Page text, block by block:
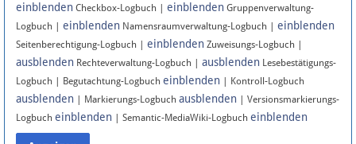
Facebook
Instagram
Anmelden
einblenden Checkbox-Logbuch | einblenden Gruppenverwaltung-
Logbuch | einblenden Namensraumverwaltung-Logbuch | einblenden
Seitenberechtigung-Logbuch | einblenden Zuweisungs-Logbuch |
ausblenden Rechteverwaltung-Logbuch | ausblenden Lesebestätigungs-
Logbuch | Begutachtung-Logbuch einblenden | Kontroll-Logbuch
ausblenden | Markierungs-Logbuch ausblenden | Versionsmarkierungs-
Logbuch einblenden | Semantic-MediaWiki-Logbuch einblenden